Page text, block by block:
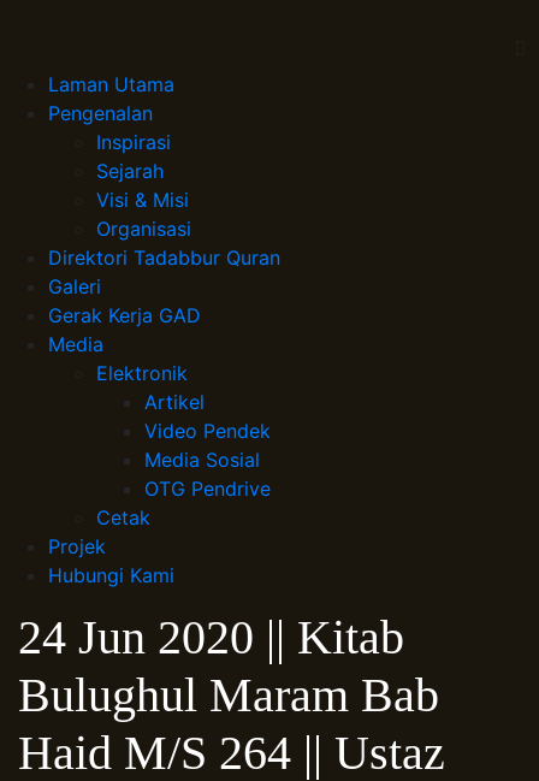
Laman Utama
Pengenalan
Inspirasi
Sejarah
Visi & Misi
Organisasi
Direktori Tadabbur Quran
Galeri
Gerak Kerja GAD
Media
Elektronik
Artikel
Video Pendek
Media Sosial
OTG Pendrive
Cetak
Projek
Hubungi Kami
24 Jun 2020 || Kitab
Bulughul Maram Bab
Haid M/S 264 || Ustaz